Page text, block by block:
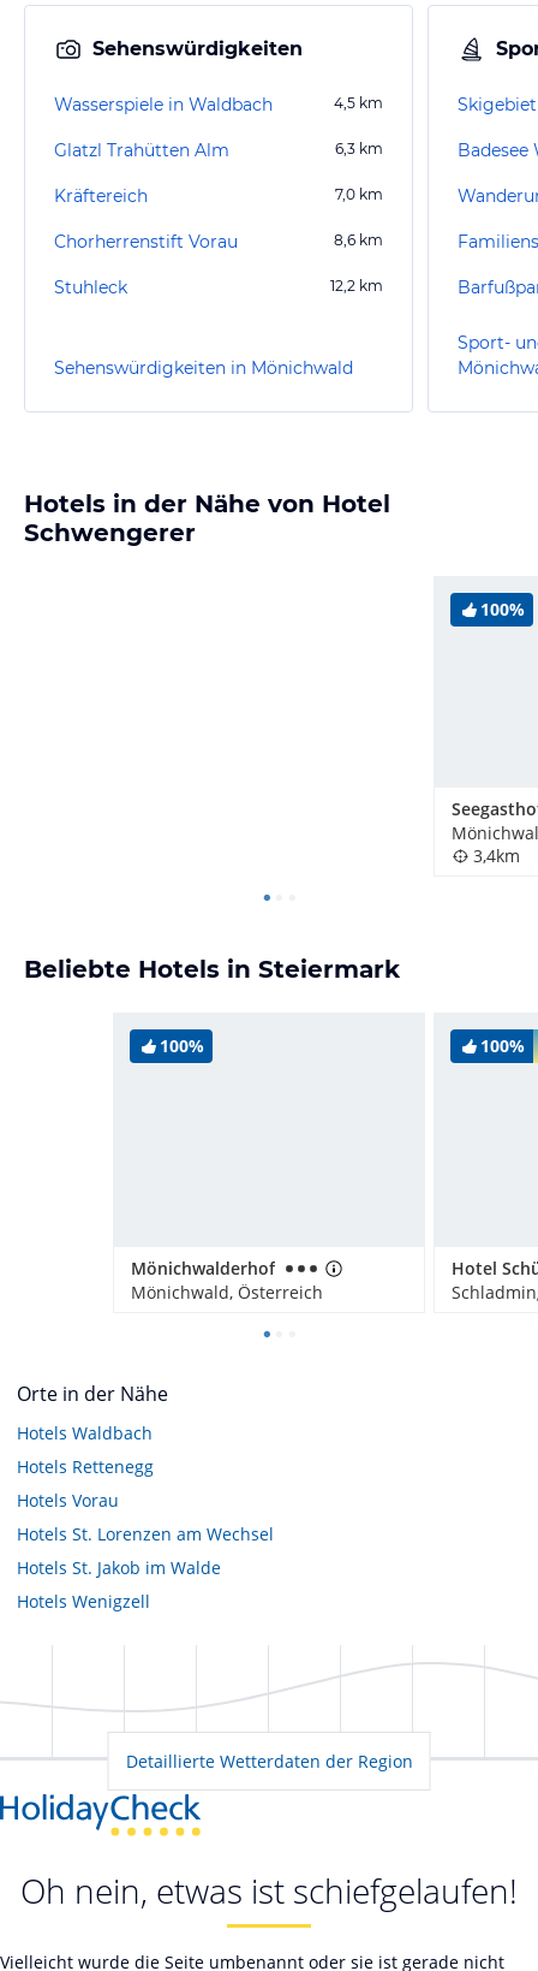
Sehenswürdigkeiten
Wasserspiele in Waldbach 4,5 km
Glatzl Trahütten Alm 6,3 km
Kräftereich 7,0 km
Chorherrenstift Vorau 8,6 km
Stuhleck 12,2 km
Sehenswürdigkeiten in Mönichwald
Badesee
Sport-
Hotels in der Nähe von Hotel
Schwengerer
100%
3,4km
Beliebte Hotels in Steiermark
100%
Mönichwalderhof
Mönichwald, Österreich
100%
Hotel
Orte in der Nähe
Hotels Waldbach
Hotels Rettenegg
Hotels Vorau
Hotels St. Lorenzen am Wechsel
Hotels St. Jakob im Walde
Hotels Wenigzell
Detaillierte Wetterdaten der Region
Oh nein, etwas ist schiefgelaufen!
Vielleicht wurde die Seite umbenannt oder sie ist gerade nicht